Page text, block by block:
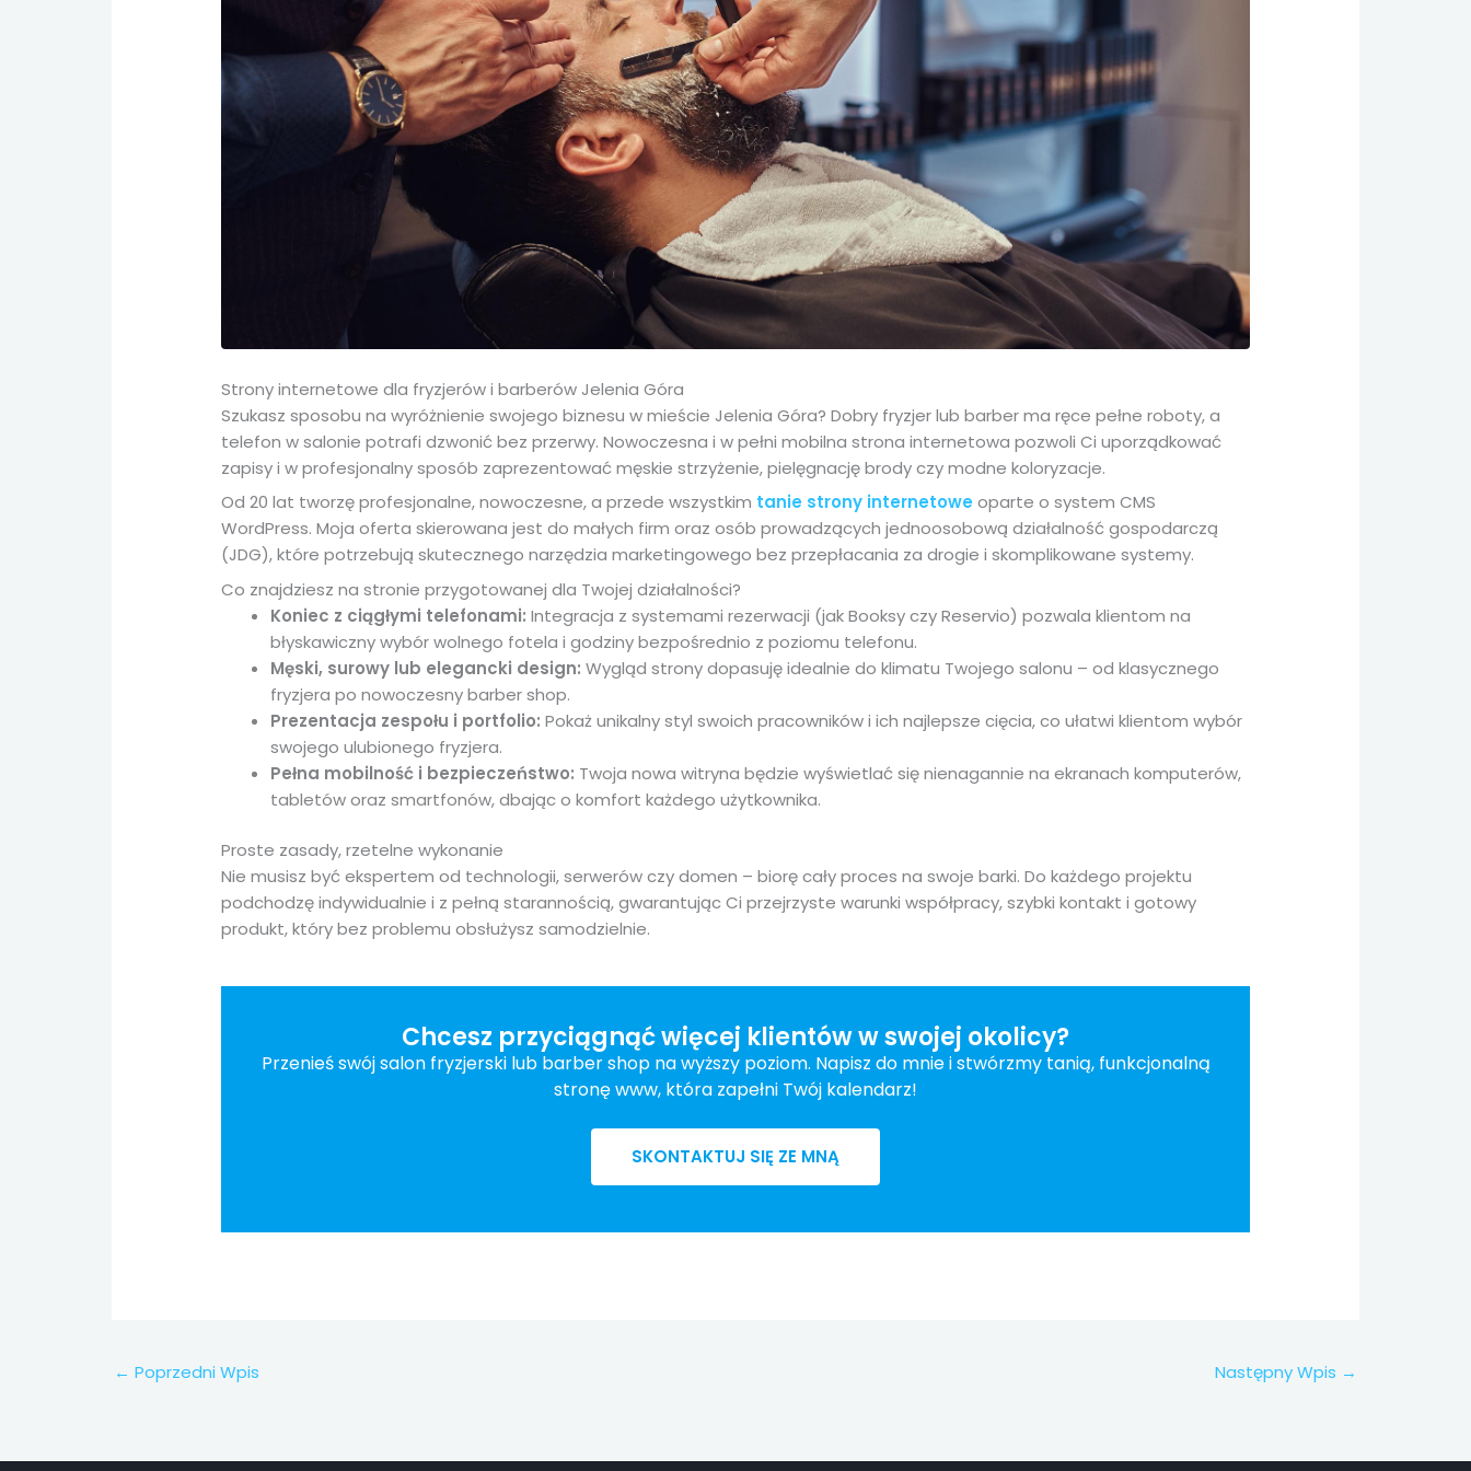
Strony internetowe dla fryzjerów i barberów Jelenia Góra
Szukasz sposobu na wyróżnienie swojego biznesu w mieście Jelenia Góra? Dobry fryzjer lub barber ma ręce pełne roboty, a
telefon w salonie potrafi dzwonić bez przerwy. Nowoczesna i w pełni mobilna strona internetowa pozwoli Ci uporządkować
zapisy i w profesjonalny sposób zaprezentować męskie strzyżenie, pielęgnację brody czy modne koloryzacje.
Od 20 lat tworzę profesjonalne, nowoczesne, a przede wszystkim tanie strony internetowe oparte o system CMS
WordPress. Moja oferta skierowana jest do małych firm oraz osób prowadzących jednoosobową działalność gospodarczą
(JDG), które potrzebują skutecznego narzędzia marketingowego bez przepłacania za drogie i skomplikowane systemy.
Co znajdziesz na stronie przygotowanej dla Twojej działalności?
Koniec z ciągłymi telefonami: Integracja z systemami rezerwacji (jak Booksy czy Reservio) pozwala klientom na
błyskawiczny wybór wolnego fotela i godziny bezpośrednio z poziomu telefonu.
Męski, surowy lub elegancki design: Wygląd strony dopasuję idealnie do klimatu Twojego salonu – od klasycznego
fryzjera po nowoczesny barber shop.
Prezentacja zespołu i portfolio: Pokaż unikalny styl swoich pracowników i ich najlepsze cięcia, co ułatwi klientom wybór
swojego ulubionego fryzjera.
Pełna mobilność i bezpieczeństwo: Twoja nowa witryna będzie wyświetlać się nienagannie na ekranach komputerów,
tabletów oraz smartfonów, dbając o komfort każdego użytkownika.
Proste zasady, rzetelne wykonanie
Nie musisz być ekspertem od technologii, serwerów czy domen – biorę cały proces na swoje barki. Do każdego projektu
podchodzę indywidualnie i z pełną starannością, gwarantując Ci przejrzyste warunki współpracy, szybki kontakt i gotowy
produkt, który bez problemu obsłużysz samodzielnie.
Chcesz przyciągnąć więcej klientów w swojej okolicy?
Przenieś swój salon fryzjerski lub barber shop na wyższy poziom. Napisz do mnie i stwórzmy tanią, funkcjonalną
stronę www, która zapełni Twój kalendarz!
SKONTAKTUJ SIĘ ZE MNĄ
← Poprzedni Wpis Następny Wpis →